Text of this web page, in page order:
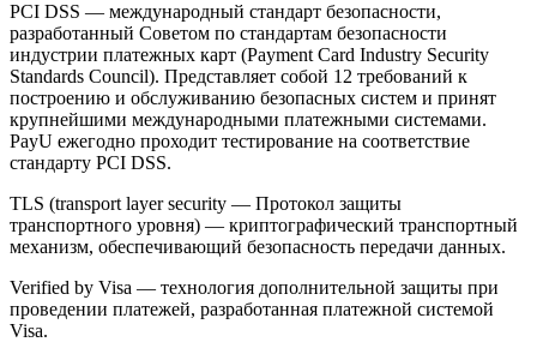
PCI DSS — международный стандарт безопасности,
разработанный Советом по стандартам безопасности
индустрии платежных карт (Payment Card Industry Security
Standards Council). Представляет собой 12 требований к
построению и обслуживанию безопасных систем и принят
крупнейшими международными платежными системами.
PayU ежегодно проходит тестирование на соответствие
стандарту PCI DSS.
TLS (transport layer security — Протокол защиты
транспортного уровня) — криптографический транспортный
механизм, обеспечивающий безопасность передачи данных.
Verified by Visa — технология дополнительной защиты при
проведении платежей, разработанная платежной системой
Visa.